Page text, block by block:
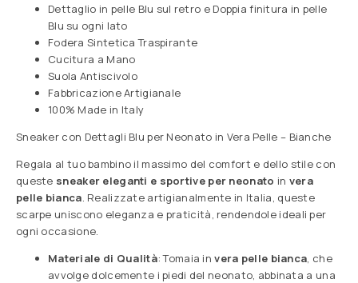
Dettaglio in pelle Blu sul retro e Doppia finitura in pelle
Blu su ogni lato
Fodera Sintetica Traspirante
Cucitura a Mano
Suola Antiscivolo
Fabbricazione Artigianale
100% Made in Italy
Sneaker con Dettagli Blu per Neonato in Vera Pelle – Bianche
Regala al tuo bambino il massimo del comfort e dello stile con
queste sneaker eleganti e sportive per neonato in vera
pelle bianca. Realizzate artigianalmente in Italia, queste
scarpe uniscono eleganza e praticità, rendendole ideali per
ogni occasione.
Materiale di Qualità: Tomaia invera pelle bianca, che
avvolge dolcemente i piedi del neonato, abbinata a una